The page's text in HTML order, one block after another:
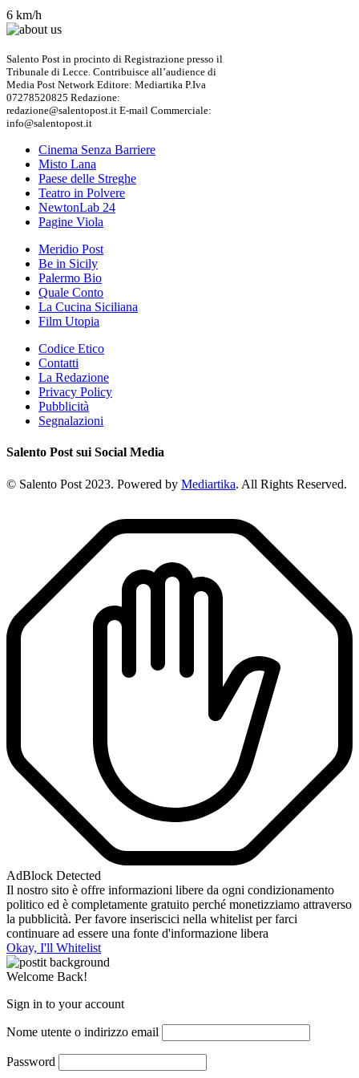
6 km/h
Salento Post in procinto di Registrazione presso il
Tribunale di Lecce. Contribuisce all’audience di
Media Post Network Editore: Mediartika P.Iva
07278520825 Redazione:
redazione@salentopost.it E-mail Commerciale:
info@salentopost.it
Cinema Senza Barriere
Misto Lana
Paese delle Streghe
Teatro in Polvere
NewtonLab 24
Pagine Viola
Meridio Post
Be in Sicily
Palermo Bio
Quale Conto
La Cucina Siciliana
Film Utopia
Codice Etico
Contatti
La Redazione
Privacy Policy
Pubblicità
Segnalazioni
Salento Post sui Social Media
© Salento Post 2023. Powered by Mediartika. All Rights Reserved.
AdBlock Detected
Il nostro sito è offre informazioni libere da ogni condizionamento
politico ed è completamente gratuito perché monetizziamo attraverso
la pubblicità. Per favore inseriscici nella whitelist per farci
continuare ad essere una fonte d'informazione libera
Okay, I'll Whitelist
Welcome Back!
Sign in to your account
Nome utente o indirizzo email
Password